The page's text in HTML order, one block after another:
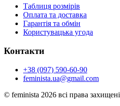
Таблиця розмірів
Оплата та доставка
Гарантія та обмін
Користувацька угода
Контакти
+38 (097) 590-60-90
feminista.ua@gmail.com
© feminista 2026 всі права захищені